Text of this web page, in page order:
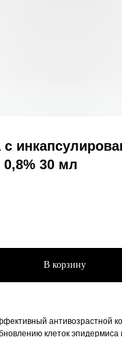
30 мл
В корзину
антивозрастной
клеток эпидермиса